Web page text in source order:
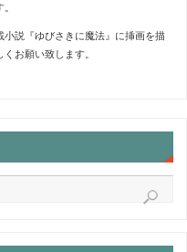
小説『ゆびさきに魔法』に挿画を描
お願い致します。